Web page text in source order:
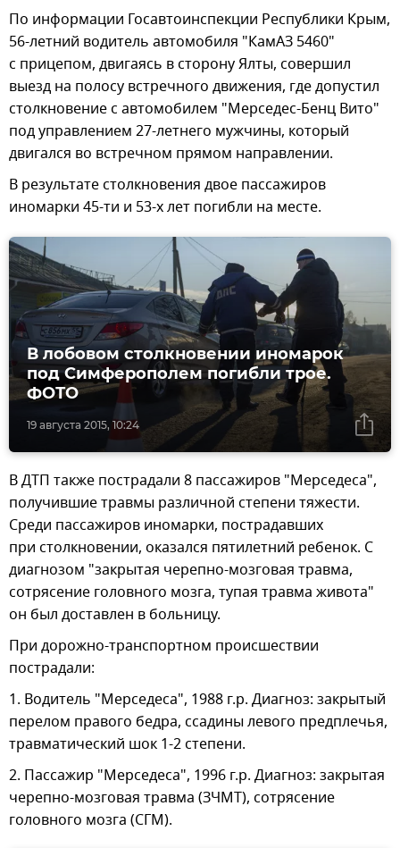
По информации Госавтоинспекции Республики Крым,
56-летний водитель автомобиля "КамАЗ 5460"
с прицепом, двигаясь в сторону Ялты, совершил
выезд на полосу встречного движения, где допустил
столкновение с автомобилем "Мерседес-Бенц Вито"
под управлением 27-летнего мужчины, который
двигался во встречном прямом направлении.
В результате столкновения двое пассажиров
иномарки 45-ти и 53-х лет погибли на месте.
19 августа 2015, 10:24
В лобовом столкновении иномарок
под Симферополем погибли трое.
ФОТО
В ДТП также пострадали 8 пассажиров "Мерседеса",
получившие травмы различной степени тяжести.
Среди пассажиров иномарки, пострадавших
при столкновении, оказался пятилетний ребенок. С
диагнозом "закрытая черепно-мозговая травма,
сотрясение головного мозга, тупая травма живота"
он был доставлен в больницу.
При дорожно-транспортном происшествии
пострадали:
1. Водитель "Мерседеса", 1988 г.р. Диагноз: закрытый
перелом правого бедра, ссадины левого предплечья,
травматический шок 1-2 степени.
2. Пассажир "Мерседеса", 1996 г.р. Диагноз: закрытая
черепно-мозговая травма (ЗЧМТ), сотрясение
головного мозга (СГМ).